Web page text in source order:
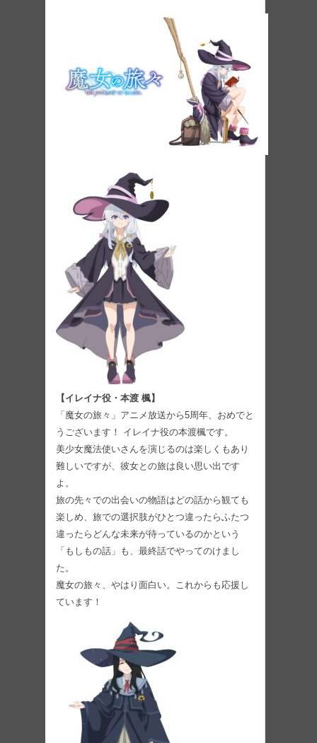
【イレイナ役・本渡 楓】
「魔女の旅々」アニメ放送から5周年、おめでと
うございます！ イレイナ役の本渡楓です。
美少女魔法使いさんを演じるのは楽しくもあり
難しいですが、彼女との旅は良い思い出です
よ。
旅の先々での出会いの物語はどの話から観ても
楽しめ、旅での選択肢がひとつ違ったらふたつ
違ったらどんな未来が待っているのかという
「もしもの話」も、最終話でやってのけまし
た。
魔女の旅々、やはり面白い。これからも応援し
ています！